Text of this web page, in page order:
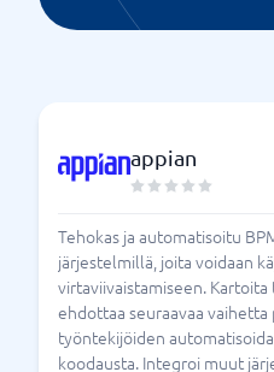
appian
Tehokas ja automatisoitu
järjestelmillä, joita voidaan
virtaviivaistamiseen.
ehdottaa seuraavaa vaihetta
työntekijöiden
koodausta. Integroi muut